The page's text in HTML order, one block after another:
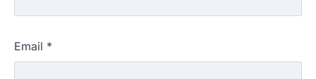
Email *